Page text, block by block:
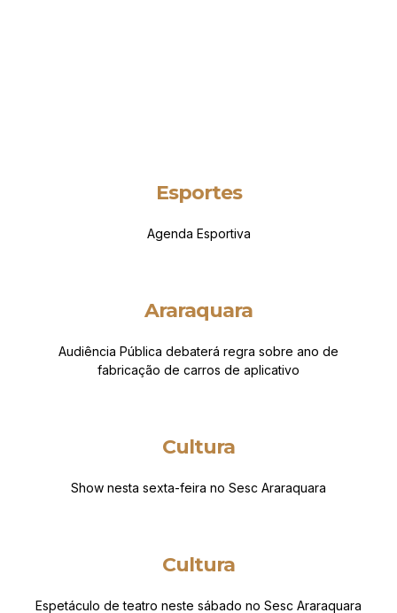
Esportes
Agenda Esportiva
Araraquara
Audiência Pública debaterá regra sobre ano de
fabricação de carros de aplicativo
Cultura
Show nesta sexta-feira no Sesc Araraquara
Cultura
Espetáculo de teatro neste sábado no Sesc Araraquara